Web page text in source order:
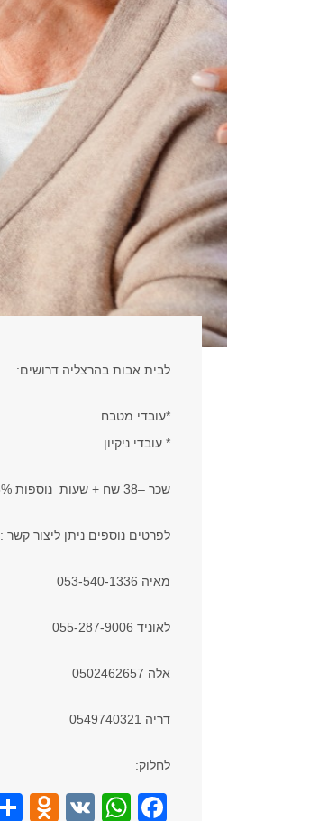
לבית אבות בהרצליה דרושים:
*עובדי מטבח
* עובדי ניקיון
שכר –38 שח + שעות נוספות 125% 150%
לפרטים נוספים ניתן ליצור קשר :
מאיה 053-540-1336
לאוניד 055-287-9006
אלה 0502462657
דריה 0549740321
לחלוק:
F
W
V
O